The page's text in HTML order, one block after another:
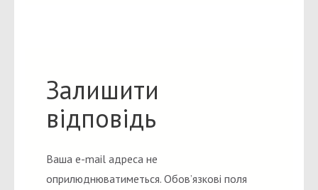
Залишити
відповідь
Ваша e-mail адреса не
оприлюднюватиметься. Обов’язкові поля